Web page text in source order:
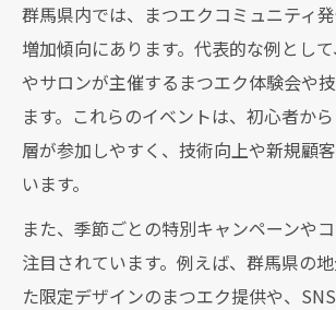
群馬県内では、まつエクコミュニティ
増加傾向にあります。代表的な例とし
やサロンが主催するまつエク体験会や
ます。これらのイベントは、初心者か
層が参加しやすく、技術向上や新規顧
います。
また、季節ごとの特別キャンペーンや
注目されています。例えば、群馬県の
た限定デザインのまつエク提供や、